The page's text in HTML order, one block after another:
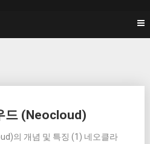
드 (Neocloud)
의 개념 및 특징 (1) 네오클라